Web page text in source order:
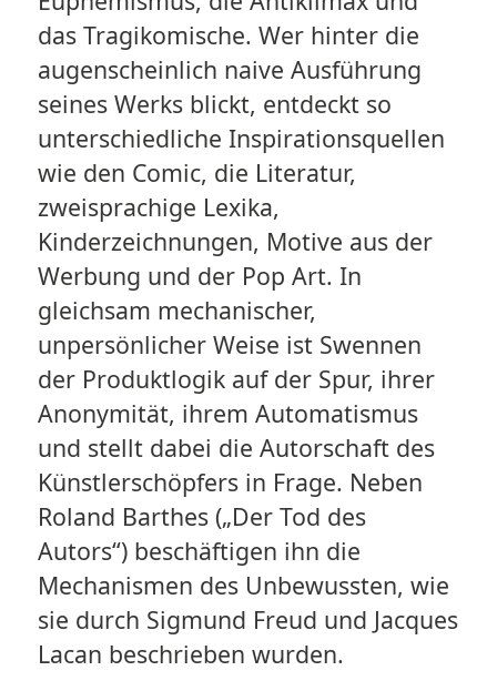
das Tragikomische. Wer hinter die
augenscheinlich naive Ausführung
seines Werks blickt, entdeckt so
unterschiedliche Inspirationsquellen
wie den Comic, die Literatur,
zweisprachige Lexika,
Kinderzeichnungen, Motive aus der
Werbung und der Pop Art. In
gleichsam mechanischer,
unpersönlicher Weise ist Swennen
der Produktlogik auf der Spur, ihrer
Anonymität, ihrem Automatismus
und stellt dabei die Autorschaft des
Künstlerschöpfers in Frage. Neben
Roland Barthes („Der Tod des
Autors“) beschäftigen ihn die
Mechanismen des Unbewussten, wie
sie durch Sigmund Freud und Jacques
Lacan beschrieben wurden.